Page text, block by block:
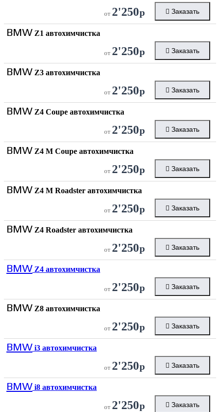
от 2'250р Заказать
BMW Z1 автохимчистка
от 2'250р Заказать
BMW Z3 автохимчистка
от 2'250р Заказать
BMW Z4 Coupe автохимчистка
от 2'250р Заказать
BMW Z4 M Coupe автохимчистка
от 2'250р Заказать
BMW Z4 M Roadster автохимчистка
от 2'250р Заказать
BMW Z4 Roadster автохимчистка
от 2'250р Заказать
BMW Z4 автохимчистка
от 2'250р Заказать
BMW Z8 автохимчистка
от 2'250р Заказать
BMW i3 автохимчистка
от 2'250р Заказать
BMW i8 автохимчистка
от 2'250р Заказать